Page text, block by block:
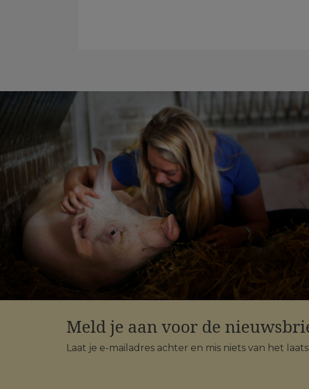
Meld je aan voor de
Laat je e-mailadres achter en mis niets van het